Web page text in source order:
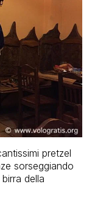
pretzel
sorseggiando
della